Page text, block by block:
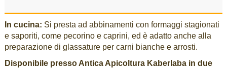
In cucina: Si presta ad abbinamenti con formaggi stagionati
e saporiti, come pecorino e caprini, ed è adatto anche alla
preparazione di glassature per carni bianche e arrosti.
Disponibile presso Antica Apicoltura Kaberlaba in due